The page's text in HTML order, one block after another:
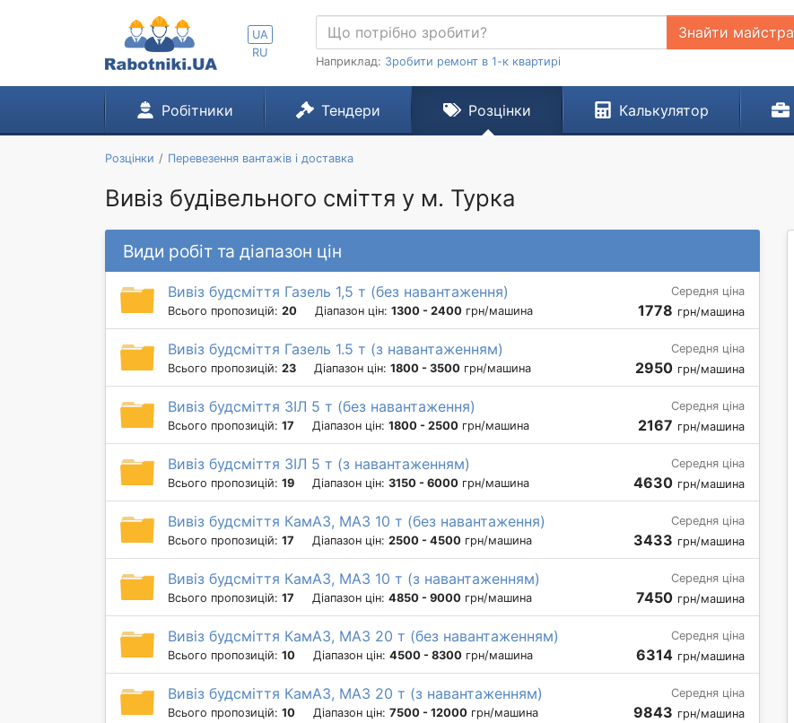
UA
RU
Знайти майстра
Наприклад: Зробити ремонт в 1-к квартирі
Робітники Тендери Розцінки Калькулятор
Розцінки Перевезення вантажів і доставка
Вивіз будівельного сміття у м. Турка
Види робіт та діапазон цін
Вивіз будсміття Газель 1,5 т (без навантаження)
Всього пропозицій: 20 Діапазон цін: 1300 - 2400 грн/машина
Середня ціна
1778 грн/машина
Вивіз будсміття Газель 1.5 т (з навантаженням)
Всього пропозицій: 23 Діапазон цін: 1800 - 3500 грн/машина
Середня ціна
2950 грн/машина
Вивіз будсміття ЗІЛ 5 т (без навантаження)
Всього пропозицій: 17 Діапазон цін: 1800 - 2500 грн/машина
Середня ціна
2167 грн/машина
Вивіз будсміття ЗІЛ 5 т (з навантаженням)
Всього пропозицій: 19 Діапазон цін: 3150 - 6000 грн/машина
Середня ціна
4630 грн/машина
Вивіз будсміття КамАЗ, МАЗ 10 т (без навантаження)
Всього пропозицій: 17 Діапазон цін: 2500 - 4500 грн/машина
Середня ціна
3433 грн/машина
Вивіз будсміття КамАЗ, МАЗ 10 т (з навантаженням)
Всього пропозицій: 17 Діапазон цін: 4850 - 9000 грн/машина
Середня ціна
7450 грн/машина
Вивіз будсміття КамАЗ, МАЗ 20 т (без навантаженням)
Всього пропозицій: 10 Діапазон цін: 4500 - 8300 грн/машина
Середня ціна
6314 грн/машина
Вивіз будсміття КамАЗ, МАЗ 20 т (з навантаженням)
Всього пропозицій: 10 Діапазон цін: 7500 - 12000 грн/машина
Середня ціна
9843 грн/машина